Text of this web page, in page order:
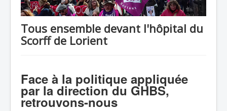
Nos bureaux
Adhésion
Tous ensemble devant l'hôpital du
Scorff de Lorient
Face à la politique appliquée
par la direction du GHBS,
retrouvons-nous